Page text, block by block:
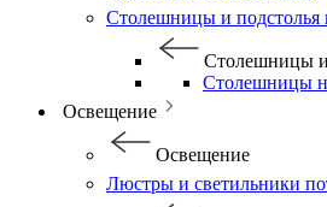
Столешницы и подстолья
Столешницы и
Столешницы
Освещение
Освещение
Люстры и светильники